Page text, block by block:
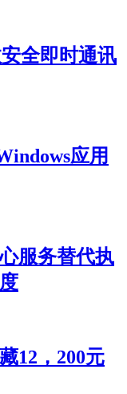
全即时通讯
应用
服务替代执
12，200元